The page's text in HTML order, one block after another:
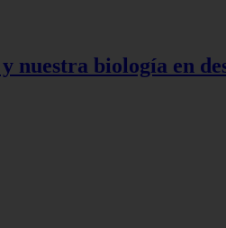
nuestra biología en